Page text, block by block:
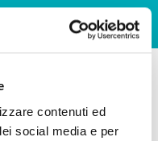
contenuti ed
social media e per